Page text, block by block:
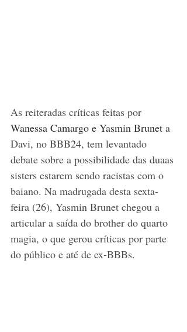
As reiteradas críticas feitas por
Wanessa Camargo e Yasmin Brunet a
Davi, no BBB24, tem levantado
debate sobre a possibilidade das duaas
sisters estarem sendo racistas com o
baiano. Na madrugada desta sexta-
feira (26), Yasmin Brunet chegou a
articular a saída do brother do quarto
magia, o que gerou críticas por parte
do público e até de ex-BBBs.